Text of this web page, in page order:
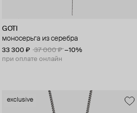
GOTI
моносерьга из серебра
33 300 ₽ 37 000 ₽ −10%
при оплате онлайн
exclusive